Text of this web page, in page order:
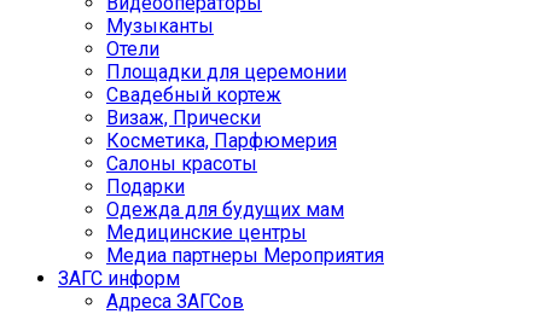
Музыканты
Отели
Площадки для церемонии
Свадебный кортеж
Визаж, Прически
Косметика, Парфюмерия
Салоны красоты
Подарки
Одежда для будущих мам
Медицинские центры
Медиа партнеры Мероприятия
ЗАГС информ
Адреса ЗАГСов